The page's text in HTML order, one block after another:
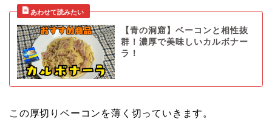
【青の洞窟】ベーコンと相性抜
群！濃厚で美味しいカルボナー
ラ！
この厚切りベーコンを薄く切っていきます。